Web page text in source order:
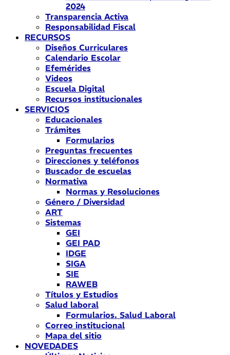
2024
Transparencia Activa
Responsabilidad Fiscal
RECURSOS
Diseños Curriculares
Calendario Escolar
Efemérides
Videos
Escuela Digital
Recursos institucionales
SERVICIOS
Educacionales
Trámites
Formularios
Preguntas frecuentes
Direcciones y teléfonos
Buscador de escuelas
Normativa
Normas y Resoluciones
Género / Diversidad
ART
Sistemas
GEI
GEI PAD
IDGE
SIGA
SIE
RAWEB
Títulos y Estudios
Salud laboral
Formularios. Salud Laboral
Correo institucional
Mapa del sitio
NOVEDADES